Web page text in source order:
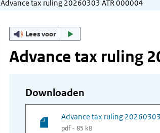
Advance tax ruling 20260303 ATR 000004
Lees voor
Advance tax ruling
Downloaden
Advance tax ruling
pdf - 85 kB